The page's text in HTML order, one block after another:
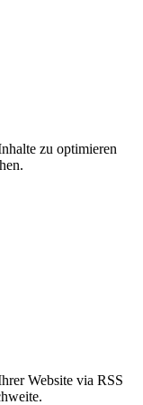
zu optimieren
Website via RSS